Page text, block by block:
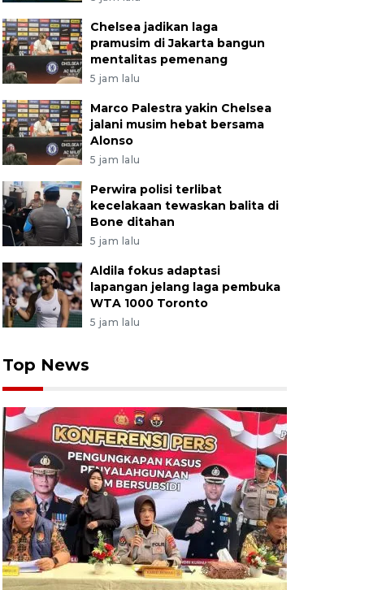
Chelsea jadikan laga
pramusim di Jakarta bangun
mentalitas pemenang
5 jam lalu
Marco Palestra yakin Chelsea
jalani musim hebat bersama
Alonso
5 jam lalu
Perwira polisi terlibat
kecelakaan tewaskan balita di
Bone ditahan
5 jam lalu
Aldila fokus adaptasi
lapangan jelang laga pembuka
WTA 1000 Toronto
5 jam lalu
Top News